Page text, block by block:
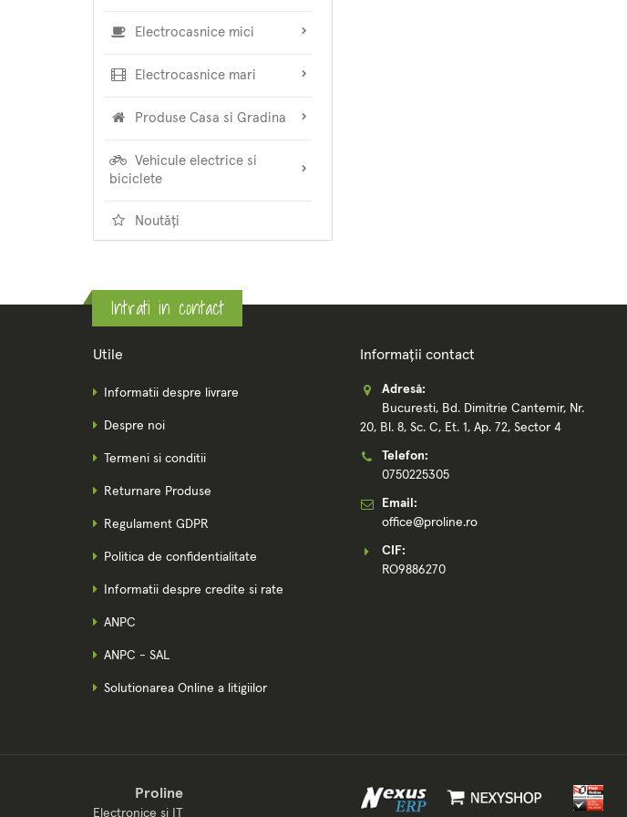
Electrocasnice mici
Electrocasnice mari
Produse Casa si Gradina
Vehicule electrice si
biciclete
Noutăți
Intrati in contact
Utile
Informatii despre livrare
Despre noi
Termeni si conditii
Returnare Produse
Regulament GDPR
Politica de confidentialitate
Informatii despre credite si rate
ANPC
ANPC - SAL
Solutionarea Online a litigiilor
Informații contact
Adresă:
Bucuresti, Bd. Dimitrie Cantemir, Nr.
20, Bl. 8, Sc. C, Et. 1, Ap. 72, Sector 4
Telefon:
0750225305
Email:
office@proline.ro
CIF:
RO9886270
Proline
Electronice si IT